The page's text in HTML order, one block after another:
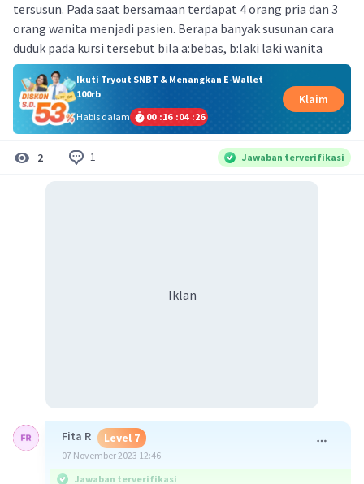
tersusun. Pada saat bersamaan terdapat 4 orang pria dan 3
orang wanita menjadi pasien. Berapa banyak susunan cara
duduk pada kursi tersebut bila a:bebas, b:laki laki wanita
Ikuti Tryout SNBT & Menangkan E-Wallet
100rb
Habis dalam
00 :16 :04 :25
Klaim
2 1 Jawaban terverifikasi
Iklan
Fita R Level 7
07 November 2023 12:46
Jawaban terverifikasi